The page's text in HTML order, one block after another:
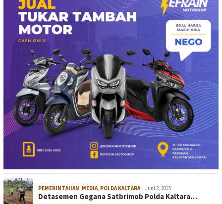
PEMERINTAHAN, MEDIA, POLDA KALTARA Juni 2, 2025
Detasemen Gegana Satbrimob Polda Kaltara…